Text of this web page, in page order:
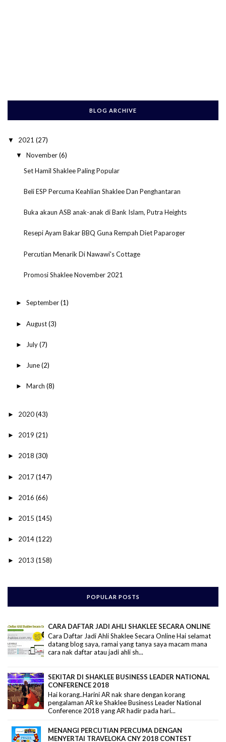
BLOG ARCHIVE
▼ 2021 (27)
▼ November(6)
Set Hamil Shaklee Paling Popular
Beli ESP Percuma Keahlian Shaklee Dan Penghantaran
Buka akaun ASB anak-anak di Bank Islam, Putra Heights
Resepi Ayam Bakar BBQ Guna Rempah Diet Paparoger
Percutian Menarik Di Nawawi's Cottage
Promosi Shaklee November 2021
► September(1)
► August(3)
► July(7)
► June(2)
► March (8)
► 2020(43)
► 2019 (21)
► 2018 (30)
► 2017(147)
► 2016 (66)
► 2015 (145)
► 2014(122)
► 2013 (158)
POPULAR POSTS
CARA DAFTAR JADI AHLI SHAKLEE SECARA ONLINE
Cara Daftar Jadi Ahli Shaklee Secara Online Hai selamat
datang blog saya, ramai yang tanya saya macam mana
cara nak daftar atau jadi ahli sh...
SEKITAR DI SHAKLEE BUSINESS LEADER NATIONAL
CONFERENCE 2018
Hai korang..Harini AR nak share dengan korang
pengalaman AR ke Shaklee Business Leader National
Conference 2018 yang AR hadir pada hari...
MENANGI PERCUTIAN PERCUMA DENGAN
MENYERTAI TRAVELOKA CNY 2018 CONTEST